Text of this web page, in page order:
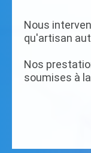
Nous
qu'artisan
Nos
soumises à